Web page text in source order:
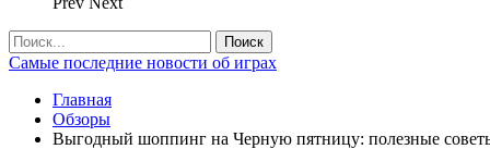
Самые последние новости об играх
Главная
Обзоры
Выгодный шоппинг на Черную пятницу: полезные